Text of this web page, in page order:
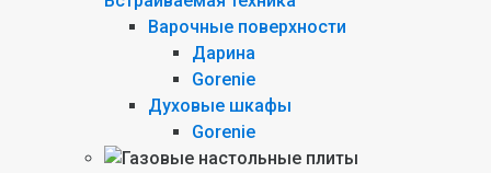
Варочные поверхности
Дарина
Gorenie
Духовые шкафы
Gorenie